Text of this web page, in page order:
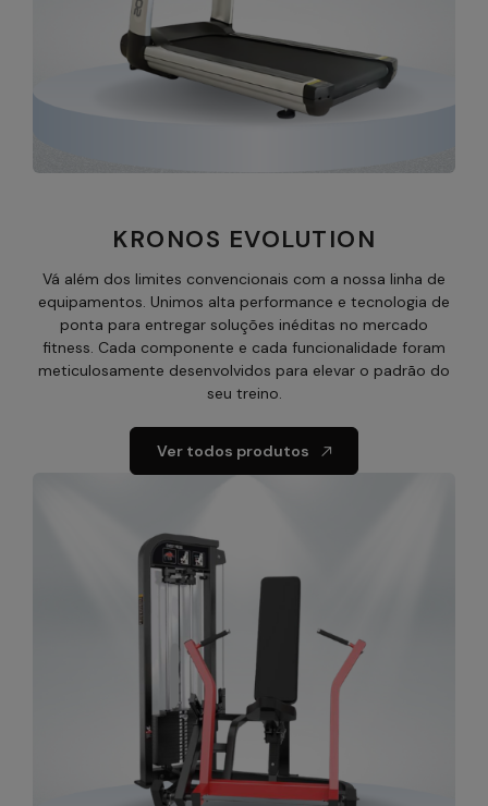
KRONOS EVOLUTION
Vá além dos limites convencionais com a nossa linha de
equipamentos. Unimos alta performance e tecnologia de
ponta para entregar soluções inéditas no mercado
fitness. Cada componente e cada funcionalidade foram
meticulosamente desenvolvidos para elevar o padrão do
seu treino.
Ver todos produtos